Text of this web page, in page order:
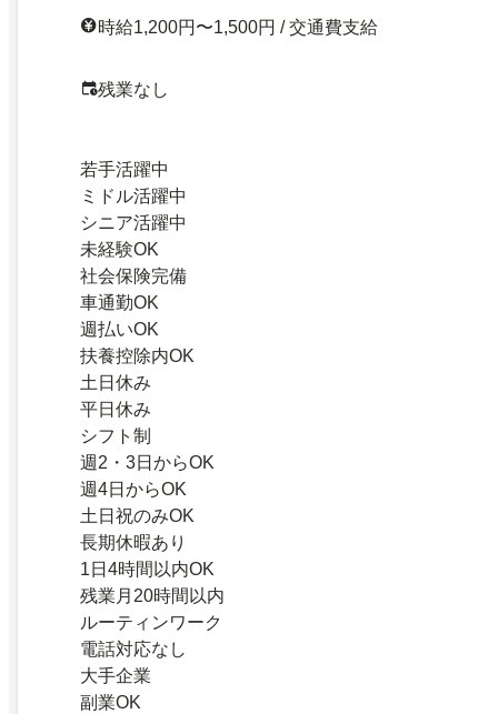
時給1,200円〜1,500円 / 交通費支給
残業なし
若手活躍中
ミドル活躍中
シニア活躍中
未経験OK
社会保険完備
車通勤OK
週払いOK
扶養控除内OK
土日休み
平日休み
シフト制
週2・3日からOK
週4日からOK
土日祝のみOK
長期休暇あり
1日4時間以内OK
残業月20時間以内
ルーティンワーク
電話対応なし
大手企業
副業OK